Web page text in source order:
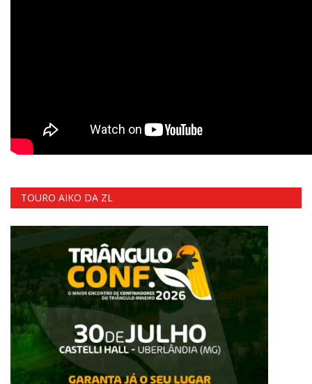
TOURO AIKO DA ZL